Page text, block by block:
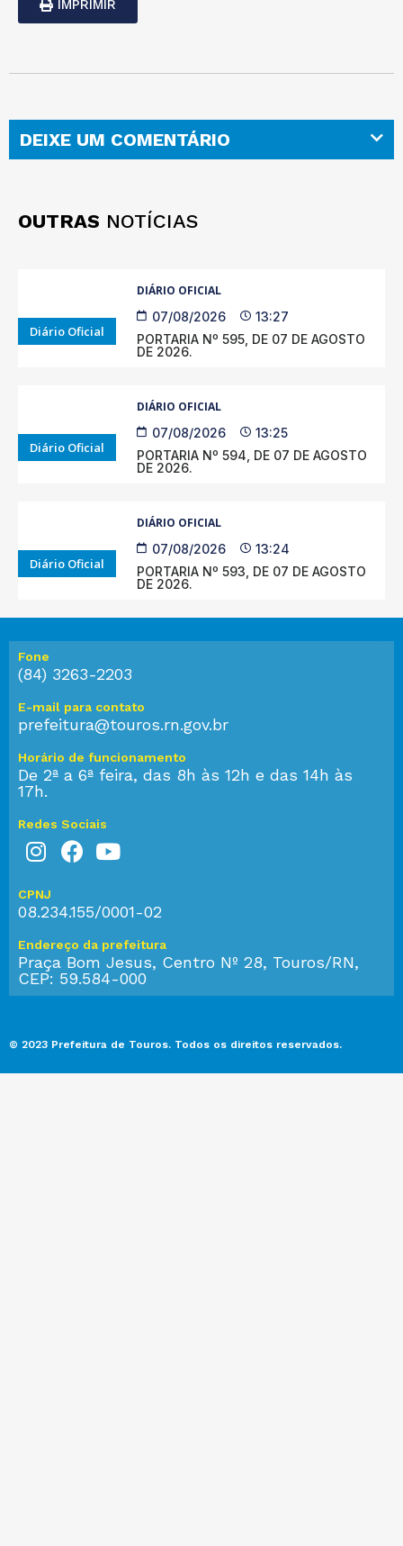
IMPRIMIR
DEIXE UM COMENTÁRIO
OUTRAS NOTÍCIAS
Diário Oficial
DIÁRIO OFICIAL
07/08/2026
13:27
PORTARIA Nº 595, DE 07 DE AGOSTO
DE 2026.
Diário Oficial
DIÁRIO OFICIAL
07/08/2026
13:25
PORTARIA Nº 594, DE 07 DE AGOSTO
DE 2026.
Diário Oficial
DIÁRIO OFICIAL
07/08/2026
13:24
PORTARIA Nº 593, DE 07 DE AGOSTO
DE 2026.
Fone
(84) 3263-2203
E-mail para contato
prefeitura@touros.rn.gov.br
Horário de funcionamento
De 2ª a 6ª feira, das 8h às 12h e das 14h às
17h.
Redes Sociais
CPNJ
08.234.155/0001-02
Endereço da prefeitura
Praça Bom Jesus, Centro Nº 28, Touros/RN,
CEP: 59.584-000
© 2023 Prefeitura de Touros. Todos os direitos reservados.